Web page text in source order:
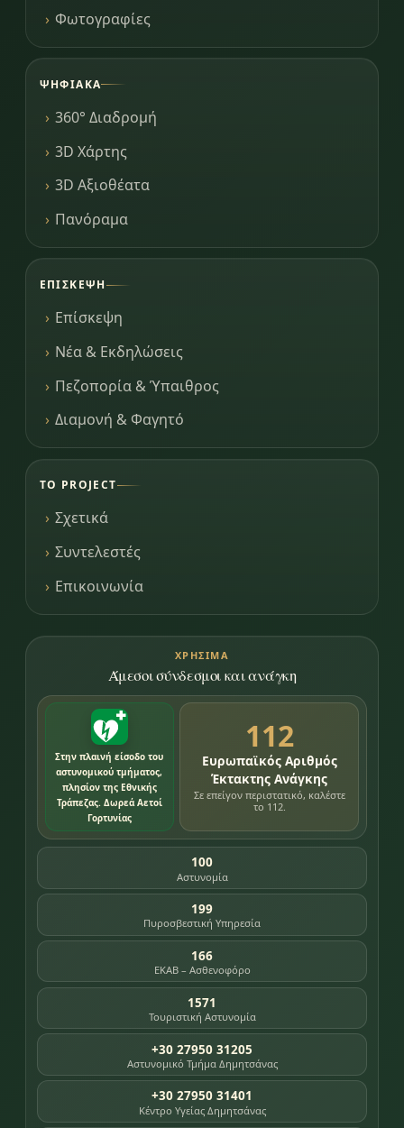
Φωτογραφίες
ΨΗΦΙΑΚΆ
360° Διαδρομή
3D Χάρτης
3D Αξιοθέατα
Πανόραμα
ΕΠΊΣΚΕΨΗ
Επίσκεψη
Νέα & Εκδηλώσεις
Πεζοπορία & Ύπαιθρος
Διαμονή & Φαγητό
ΤΟ PROJECT
Σχετικά
Συντελεστές
Επικοινωνία
ΧΡΉΣΙΜΑ
Άμεσοι σύνδεσμοι και ανάγκη
Στην πλαινή είσοδο του
αστυνομικού τμήματος,
πλησίον της Εθνικής
Τράπεζας. Δωρεά Αετοί
Γορτυνίας
112
Ευρωπαϊκός Αριθμός
Έκτακτης Ανάγκης
Σε επείγον περιστατικό, καλέστε
το 112.
100
Αστυνομία
199
Πυροσβεστική Υπηρεσία
166
ΕΚΑΒ – Ασθενοφόρο
1571
Τουριστική Αστυνομία
+30 27950 31205
Αστυνομικό Τμήμα Δημητσάνας
+30 27950 31401
Κέντρο Υγείας Δημητσάνας